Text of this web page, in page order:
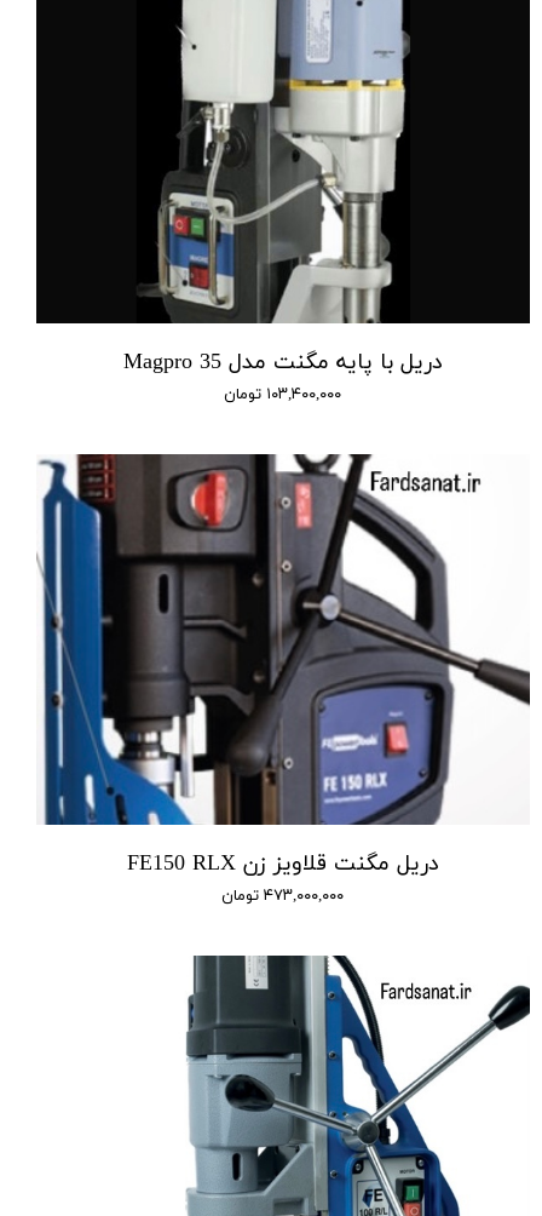
دریل با پایه مگنت مدل Magpro 35
۱۰۳,۴۰۰,۰۰۰ تومان
دریل مگنت قلاویز زن FE150 RLX
۴۷۳,۰۰۰,۰۰۰ تومان